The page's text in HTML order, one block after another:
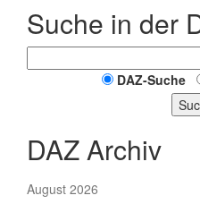
Suche in der
DAZ-Suche
DAZ Archiv
August 2026